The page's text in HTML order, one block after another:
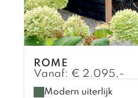
ROME
Vanaf: € 2.095,-
Modern uiterlijk